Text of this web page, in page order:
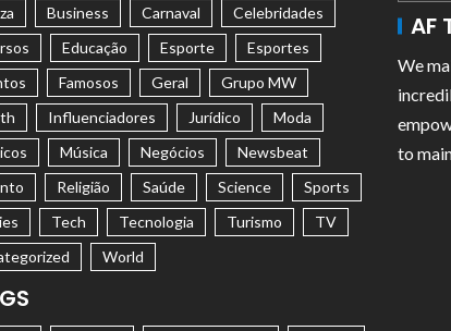
Business Carnaval
Celebridades
Educação Esporte
Esportes
Famosos Geral
Grupo MW
Influenciadores Jurídico
Moda
Música Negócios
Newsbeat
Religião Saúde Science
Sports
Tech Tecnologia Turismo
TV
World
AF
We
to